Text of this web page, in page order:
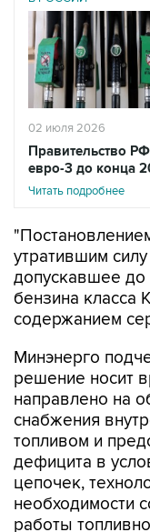
02 июля 2026
Правительство
евро-3 до конца
Читать подробнее
утратившим
допускавшее
бензина
содержанием
Минэнерго
решение носит
направлено на
снабжения
топливом и
дефицита в
цепочек,
необходимости
работы